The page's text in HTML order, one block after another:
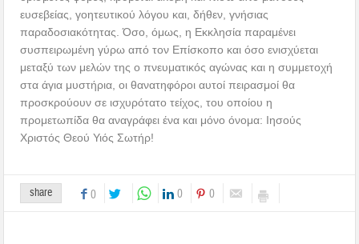
ευσεβείας, γοητευτικού λόγου και, δήθεν, γνήσιας
παραδοσιακότητας. Όσο, όμως, η Εκκλησία παραμένει
συσπειρωμένη γύρω από τον Επίσκοπο και όσο ενισχύεται
μεταξύ των μελών της ο πνευματικός αγώνας και η συμμετοχή
στα άγια μυστήρια, οι θανατηφόροι αυτοί πειρασμοί θα
προσκρούουν σε ισχυρότατο τείχος, του οποίου η
προμετωπίδα θα αναγράφει ένα και μόνο όνομα: Ιησούς
Χριστός Θεού Υιός Σωτήρ!
share 0 0 0